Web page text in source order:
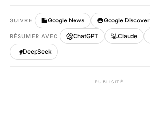
SUIVRE Google News Google Discover
RÉSUMER AVEC ChatGPT Claude
DeepSeek
PUBLICITÉ